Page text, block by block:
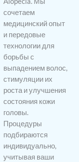
сочетаем
медицинский опыт
и передовые
технологии для
борьбы с
выпадением волос,
стимуляции их
роста и улучшения
состояния кожи
головы.
Процедуры
подбираются
индивидуально,
учитывая ваши